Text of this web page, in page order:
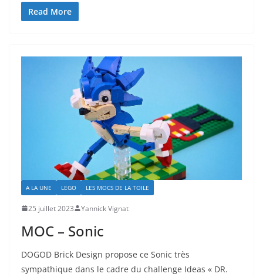
Read More
A LA UNE LEGO LES MOCS DE LA TOILE
25 juillet 2023 Yannick Vignat
MOC – Sonic
DOGOD Brick Design propose ce Sonic très
sympathique dans le cadre du challenge Ideas « DR.